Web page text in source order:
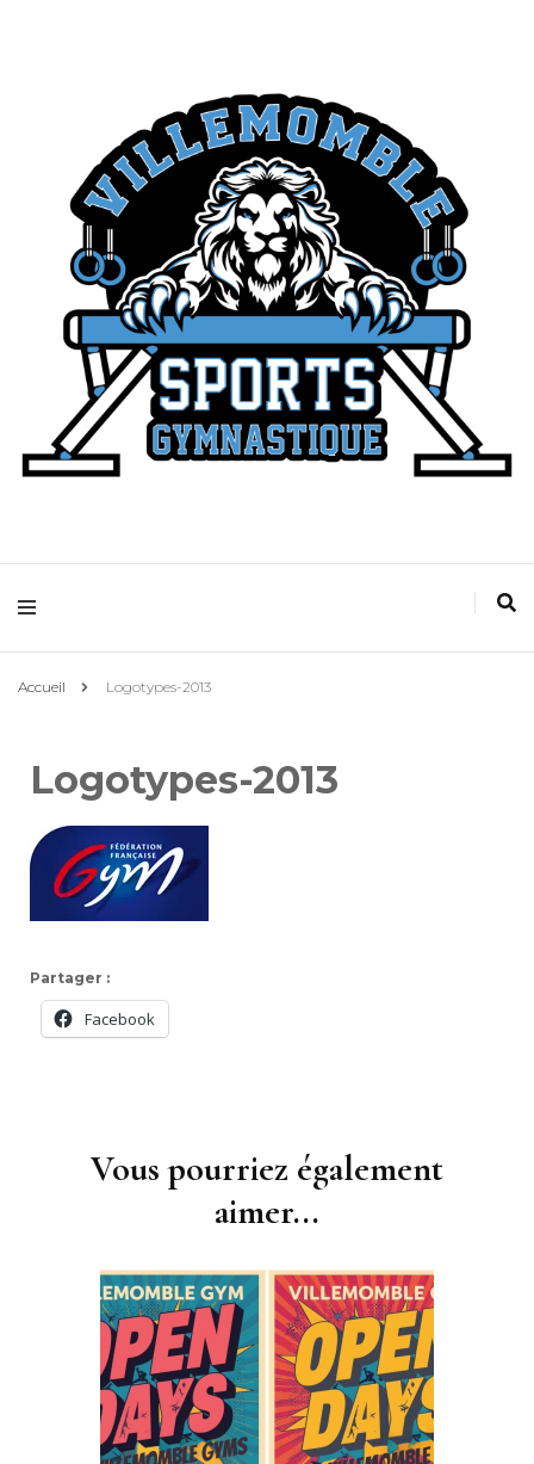
Villemomble
Gymnastique
Accueil Logotypes-2013
Logotypes-2013
Partager :
Facebook
Vous pourriez également
aimer...